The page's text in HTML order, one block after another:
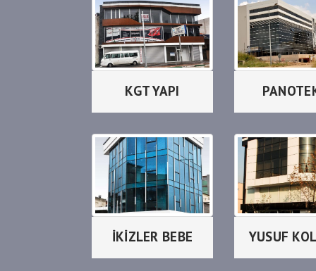
KGT YAPI
İKİZLER BEBE YUSUF